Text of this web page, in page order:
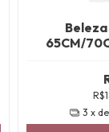
Beleza
65CM/
3 x de